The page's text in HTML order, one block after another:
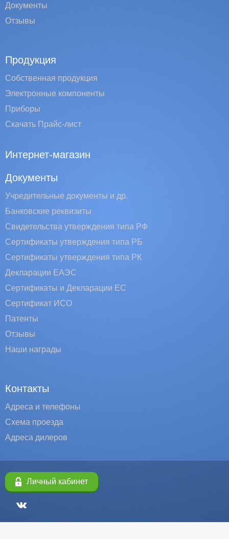
Документы
Отзывы
Продукция
Собственная продукция
Электронные компоненты
Приборы
Скачать Прайс-лист
Интернет-магазин
Документы
Учредительные документы и др.
Банковские реквизиты
Свидетельства утверждения типа РФ
Сертификаты утверждения типа РБ
Сертификаты утверждения типа РК
Декларации ЕАЭС
Сертификаты и Декларации EC
Сертификат ИСО
Патенты
Отзывы
Наши награды
Контакты
Адреса и телефоны
Схема проезда
Адреса дилеров
Личный кабинет